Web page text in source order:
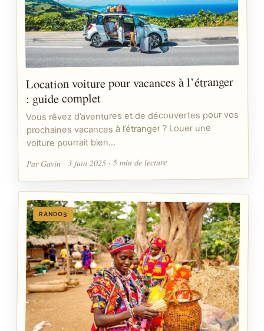
Location voiture pour vacances à l’étranger
: guide complet
Vous rêvez d’aventures et de découvertes pour vos
prochaines vacances à l’étranger ? Louer une
voiture pourrait bien…
Par Gavin · 3 juin 2025 · 5 min de lecture
RANDOS